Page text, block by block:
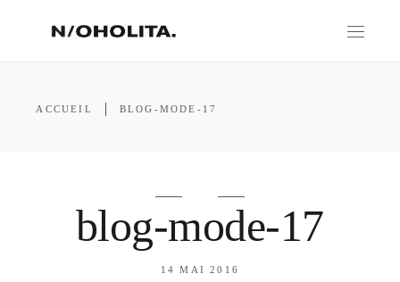
ACCUEIL BLOG-MODE-17
blog-mode-17
14 MAI 2016